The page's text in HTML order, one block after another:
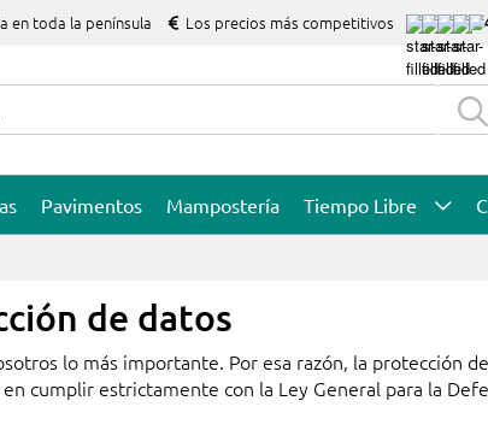
en toda la península Los precios más competitivos
Pavimentos Mampostería Tiempo Libre
de datos
lo más importante. Por esa razón, la protección
cumplir estrictamente con la Ley General para la